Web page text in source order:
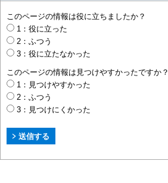
このページの情報は役に立ちましたか？
1：役に立った
2：ふつう
3：役に立たなかった
このページの情報は見つけやすかったですか？
1：見つけやすかった
2：ふつう
3：見つけにくかった